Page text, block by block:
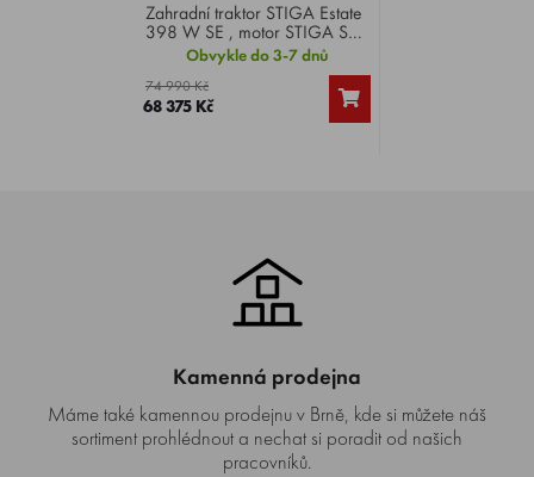
Zahradní traktor STIGA Estate
398 W SE , motor STIGA ST
550 Twin, 2 válec, výkon
18,0 HP, záběr 98 cm,
hydrostatická převodovka, koš
240 litrů, ruční vysypávaní.
Obvykle do 3-7 dnů
74 990 Kč
68 375 Kč
Kamenná prodejna
Máme také kamennou prodejnu v Brně, kde si můžete náš
sortiment prohlédnout a nechat si poradit od našich
pracovníků.